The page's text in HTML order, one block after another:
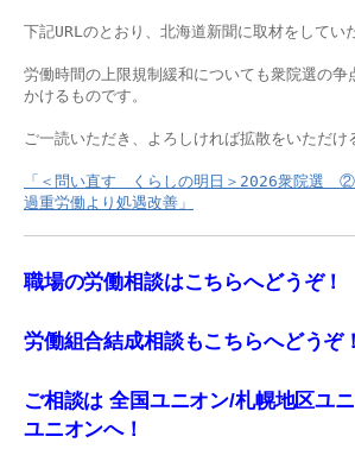
下記URLのとおり、北海道新聞に取材をして
労働時間の上限規制緩和についても衆院選の
かけるものです。
ご一読いただき、よろしければ拡散をいただけ
「＜問い直す　くらしの明日＞2026衆院選
過重労働より処遇改善」
職場の労働相談はこちらへどうぞ！
労働組合結成相談もこちらへどうぞ！
ご相談は 全国ユニオン/札幌地区ユ
ユニオンへ！